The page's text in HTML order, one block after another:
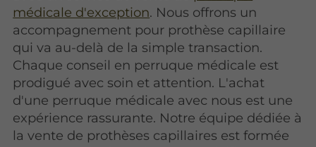
médicale d'exception. Nous offrons un
accompagnement pour prothèse capillaire
qui va au-delà de la simple transaction.
Chaque conseil en perruque médicale est
prodigué avec soin et attention. L'achat
d'une perruque médicale avec nous est une
expérience rassurante. Notre équipe dédiée à
la vente de prothèses capillaires est formée